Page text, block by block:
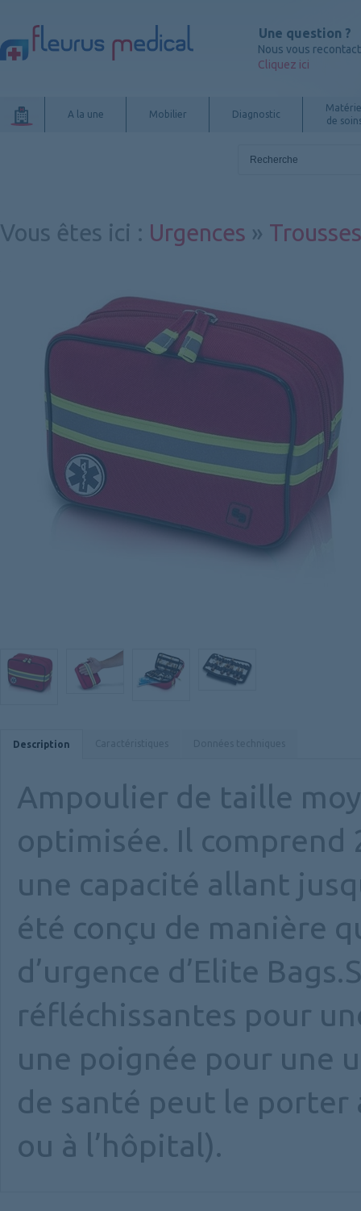
Une question ?
Nous vous
Cliquez ici
A la une Mobilier Diagnostic
de
Vous êtes ici : Urgences »
Description
Ampoulier de taille
optimisée. Il comprend
une capacité allant
été conçu de manière
d’urgence d’Elite
réfléchissantes pour
une poignée pour une
de santé peut le porter
ou à l’hôpital).